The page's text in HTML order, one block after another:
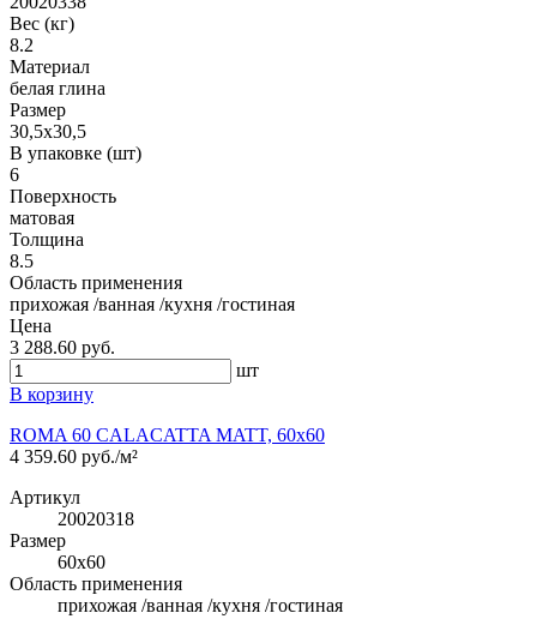
Вес (кг)
8.2
Материал
белая глина
Размер
30,5x30,5
В упаковке (шт)
6
Поверхность
матовая
Толщина
8.5
Область применения
прихожая /ванная /кухня /гостиная
Цена
3 288.60 руб.
шт
В корзину
ROMA 60 CALACATTA MATT, 60x60
4 359.60 руб./м²
Артикул
20020318
Размер
60x60
Область применения
прихожая /ванная /кухня /гостиная